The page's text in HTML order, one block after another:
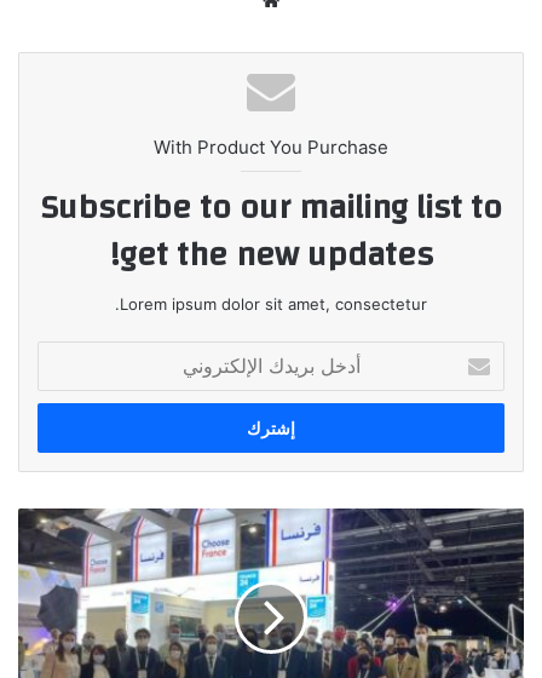
With Product You Purchase
Subscribe to our mailing list to
get the new updates!
Lorem ipsum dolor sit amet, consectetur.
بريدك
الإلكتروني
صناعة
البث
السمعي-
البصري
الفرنسية
تسجل
مجددا